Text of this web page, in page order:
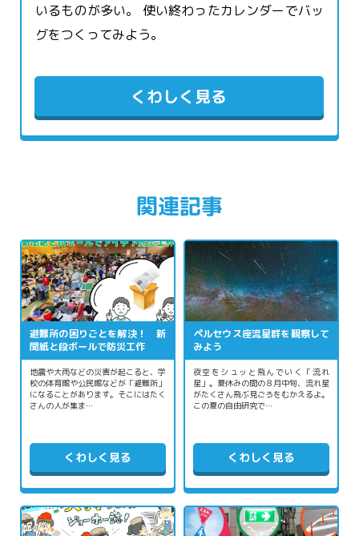
いるものが多い。 使い終わったカレンダーでバッ
グをつくってみよう。
くわしく見る
関連記事
避難所の困りごとを解決！ 新
聞紙と段ボールで防災工作
地震や大雨などの災害が起こると、学
校の体育館や公民館などが「避難所」
になることがあります。そこにはたく
さんの人が集ま…
くわしく見る
ペルセウス座流星群を観察して
みよう
夜空をシュッと飛んでいく「流れ
星」。夏休みの間の８月中旬、流れ星
がたくさん飛ぶ見ごろをむかえるよ。
この夏の自由研究で…
くわしく見る